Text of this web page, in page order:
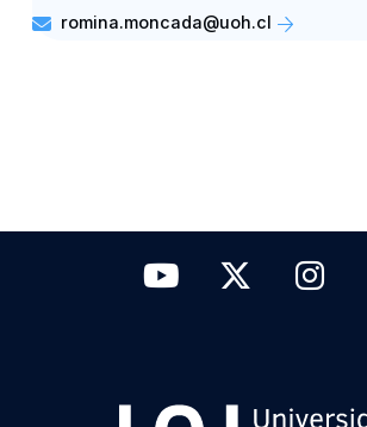
romina.moncada@uoh.cl